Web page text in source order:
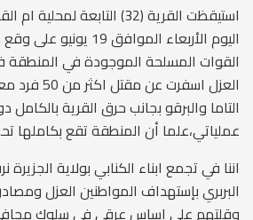
استيقظت القرية (32) التابعة
اليوم الأربعاء الموافق
القوات المسلحة الموجودة في
العزل اسفرت
التاما والبرقو بجانب حرق القرية
عملياتي،علما أن المنطقة تقع بكاملها
اننا في تجمع ابناء الكنابي بولاية
البربري بإستهداف المواطنين العزل
وقلتهم على اساس عرقي في سلوك مجافي